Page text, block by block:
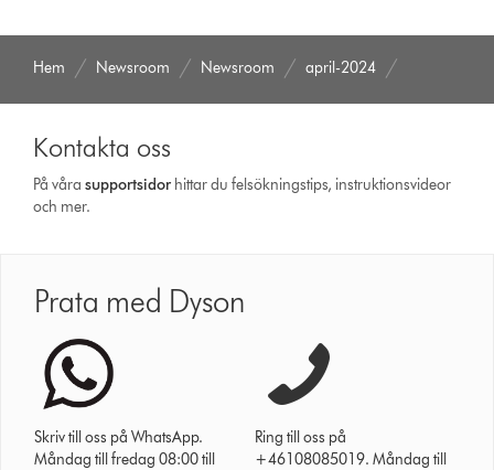
Hem Newsroom Newsroom april-2024
Kontakta oss
På vårasupport­sidor hittar du felsökningstips, instruktionsvideor
och mer.
Prata med Dyson
Skriv till oss på WhatsApp.
Måndag till fredag 08:00 till
Ring till oss på
+46108085019. Måndag till